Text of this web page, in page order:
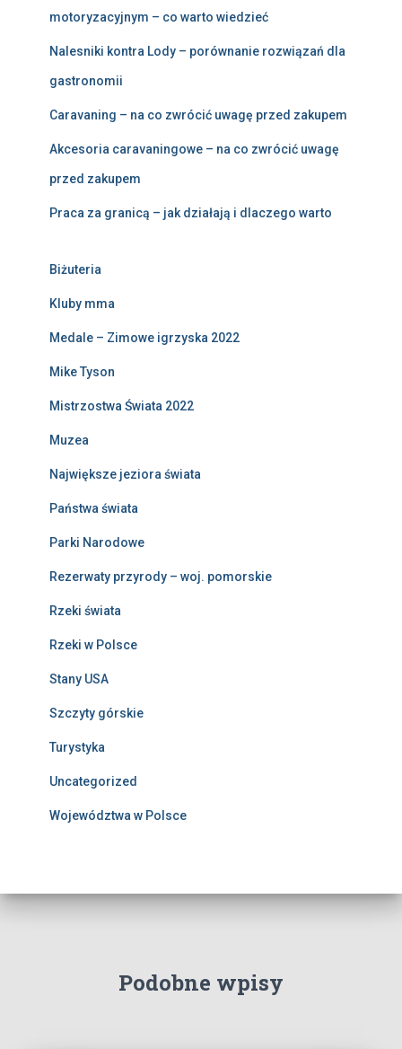
motoryzacyjnym – co warto wiedzieć
Nalesniki kontra Lody – porównanie rozwiązań dla
gastronomii
Caravaning – na co zwrócić uwagę przed zakupem
Akcesoria caravaningowe – na co zwrócić uwagę
przed zakupem
Praca za granicą – jak działają i dlaczego warto
Biżuteria
Kluby mma
Medale – Zimowe igrzyska 2022
Mike Tyson
Mistrzostwa Świata 2022
Muzea
Największe jeziora świata
Państwa świata
Parki Narodowe
Rezerwaty przyrody – woj. pomorskie
Rzeki świata
Rzeki w Polsce
Stany USA
Szczyty górskie
Turystyka
Uncategorized
Województwa w Polsce
Podobne wpisy